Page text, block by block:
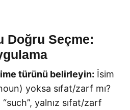
Doğru Seçme:
türünü belirleyin: İsim
yoksa sıfat/zarf mı?
yalnız sıfat/zarf